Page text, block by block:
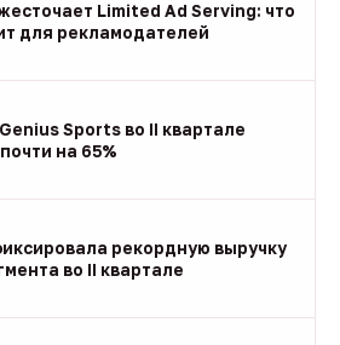
Limited Ad Serving: что
для рекламодателей
Sports во II квартале
на 65%
рекордную выручку
во II квартале